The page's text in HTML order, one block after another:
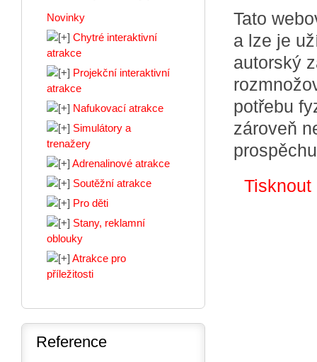
Tato
a lze je
autorský
potřebu
zároveň
Tisknout
Novinky
Chytré interaktivní
atrakce
Projekční interaktivní
atrakce
Nafukovací atrakce
Simulátory a
trenažery
Adrenalinové atrakce
Soutěžní atrakce
Pro děti
Stany, reklamní
oblouky
Atrakce pro
příležitosti
Reference